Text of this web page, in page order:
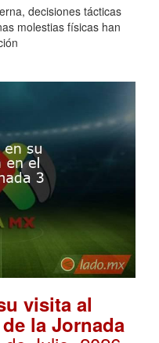
decisiones tácticas
molestias físicas han
visita al
la Jornada